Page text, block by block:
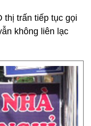
thị trấn tiếp tục gọi
không liên lạc